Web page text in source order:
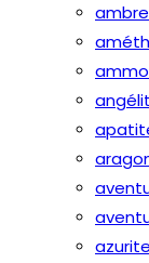
ambre
azurite